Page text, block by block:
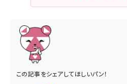
この記事をシェアしてほしいパン！